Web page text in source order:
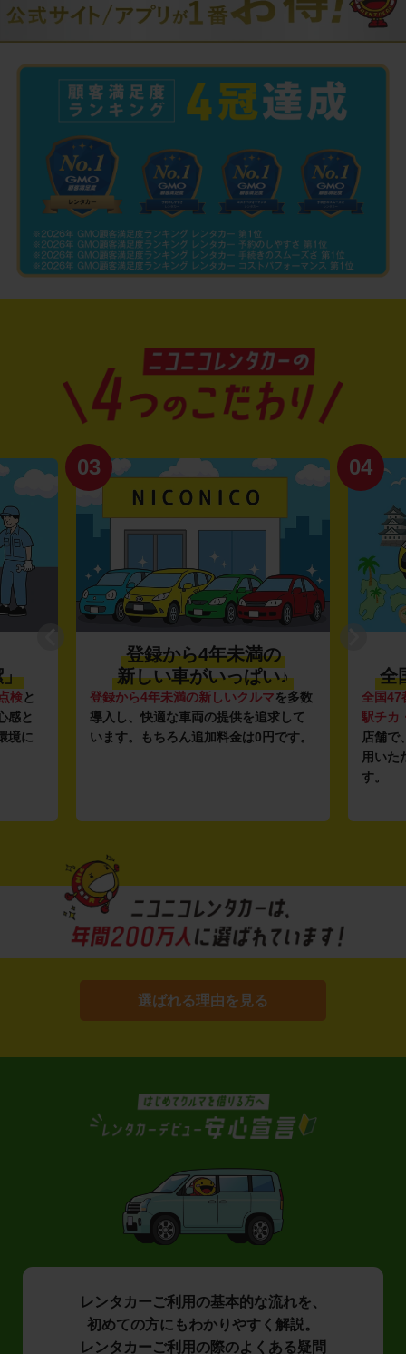
」
検と
感と
境に
03
登録から4年未満の
新しい車がいっぱい♪
登録から4年未満の新しいクルマを多数
導入し、快適な車両の提供を追求して
います。もちろん追加料金は0円です。
04
全
全国47
駅チカ
店舗で
用いた
す。
選ばれる理由を見る
レンタカーご利用の基本的な流れを、
初めての方にもわかりやすく解説。
レンタカーご利用の際のよくある疑問